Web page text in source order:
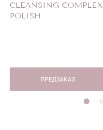
CLEANSING COMPLEX
POLISH
ПРЕДЗАКАЗ